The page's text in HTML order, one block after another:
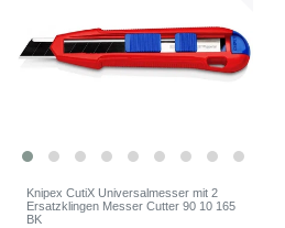
Knipex CutiX Universalmesser mit 2
Ersatzklingen Messer Cutter 90 10 165
BK